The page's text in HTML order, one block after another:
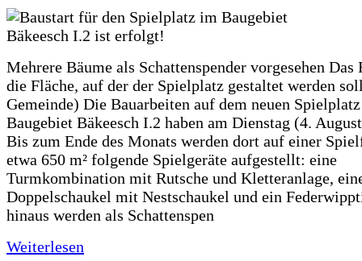
Mehrere Bäume als Schattenspender vorgesehen Das
die Fläche, auf der der Spielplatz gestaltet werden
Gemeinde) Die Bauarbeiten auf dem neuen
Baugebiet Bäkeesch I.2 haben am Dienstag (4.
Bis zum Ende des Monats werden dort auf einer
etwa 650 m² folgende Spielgeräte aufgestellt: eine
Turmkombination mit Rutsche und Kletteranlage,
Doppelschaukel mit Nestschaukel und ein
hinaus werden als Schattenspen
Weiterlesen